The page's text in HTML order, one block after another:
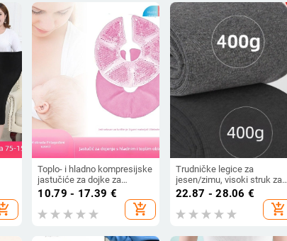
Toplo- i hladno kompresijske
jastučiće za dojke za
dojenje, 310 g po paru, 40–
10.79 - 17.39 €
add_shopping_cart
Trudničke legice za
jesen/zimu, visoki struk za
podršku trbuha, debeli topli
materijal i protuklizni dizajn
22.87 - 28.06 €
add_shopping_cart